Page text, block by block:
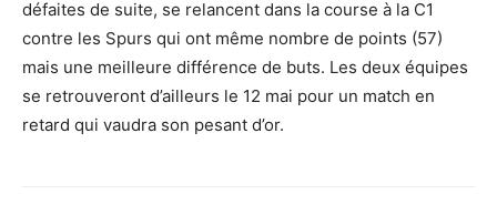
défaites de suite, se relancent dans la course à la C1
contre les Spurs qui ont même nombre de points (57)
mais une meilleure différence de buts. Les deux équipes
se retrouveront d’ailleurs le 12 mai pour un match en
retard qui vaudra son pesant d’or.